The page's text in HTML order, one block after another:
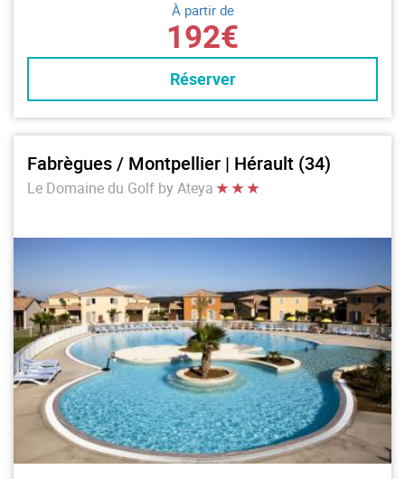
À partir de
192€
Réserver
Fabrègues / Montpellier | Hérault (34)
Le Domaine du Golf by Ateya